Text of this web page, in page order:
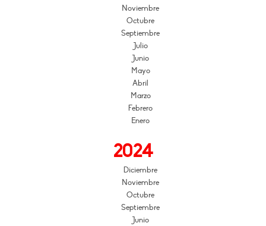
Noviembre
Octubre
Septiembre
Julio
Junio
Mayo
Abril
Marzo
Febrero
Enero
2024
Diciembre
Noviembre
Octubre
Septiembre
Junio